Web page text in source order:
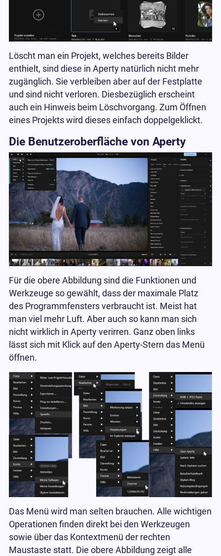
Löscht man ein Projekt, welches bereits Bilder
enthielt, sind diese in Aperty natürlich nicht mehr
zugänglich. Sie verbleiben aber auf der Festplatte
und sind nicht verloren. Diesbezüglich erscheint
auch ein Hinweis beim Löschvorgang. Zum Öffnen
eines Projekts wird dieses einfach doppelgeklickt.
Die Benutzeroberfläche von Aperty
Für die obere Abbildung sind die Funktionen und
Werkzeuge so gewählt, dass der maximale Platz
des Programmfensters verbraucht ist. Meist hat
man viel mehr Luft. Aber auch so kann man sich
nicht wirklich in Aperty verirren. Ganz oben links
lässt sich mit Klick auf den Aperty-Stern das Menü
öffnen.
Das Menü wird man selten brauchen. Alle wichtigen
Operationen finden direkt bei den Werkzeugen
sowie über das Kontextmenü der rechten
Maustaste statt. Die obere Abbildung zeigt alle